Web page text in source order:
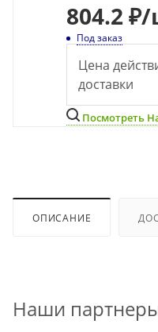
804.2 ₽/
Под заказ
Цена
доставки
Посмотреть
ОПИСАНИЕ
Наши